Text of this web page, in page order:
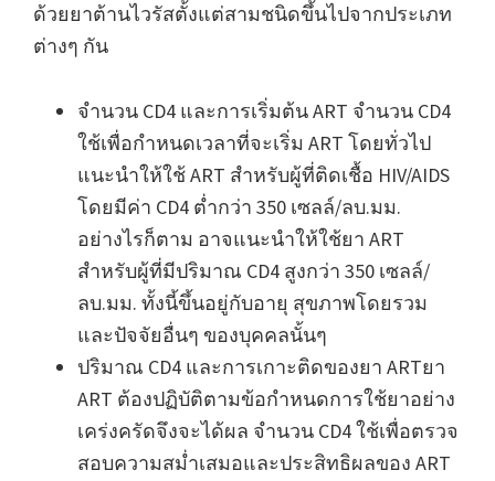
ด้วยยาต้านไวรัสตั้งแต่สามชนิดขึ้นไปจากประเภท
ต่างๆ กัน
จำนวน CD4 และการเริ่มต้น ART จำนวน CD4
ใช้เพื่อกำหนดเวลาที่จะเริ่ม ART โดยทั่วไป
แนะนำให้ใช้ ART สำหรับผู้ที่ติดเชื้อ HIV/AIDS
โดยมีค่า CD4 ต่ำกว่า 350 เซลล์/ลบ.มม.
อย่างไรก็ตาม อาจแนะนำให้ใช้ยา ART
สำหรับผู้ที่มีปริมาณ CD4 สูงกว่า 350 เซลล์/
ลบ.มม. ทั้งนี้ขึ้นอยู่กับอายุ สุขภาพโดยรวม
และปัจจัยอื่นๆ ของบุคคลนั้นๆ
ปริมาณ CD4 และการเกาะติดของยา ARTยา
ART ต้องปฏิบัติตามข้อกำหนดการใช้ยาอย่าง
เคร่งครัดจึงจะได้ผล จำนวน CD4 ใช้เพื่อตรวจ
สอบความสม่ำเสมอและประสิทธิผลของ ART